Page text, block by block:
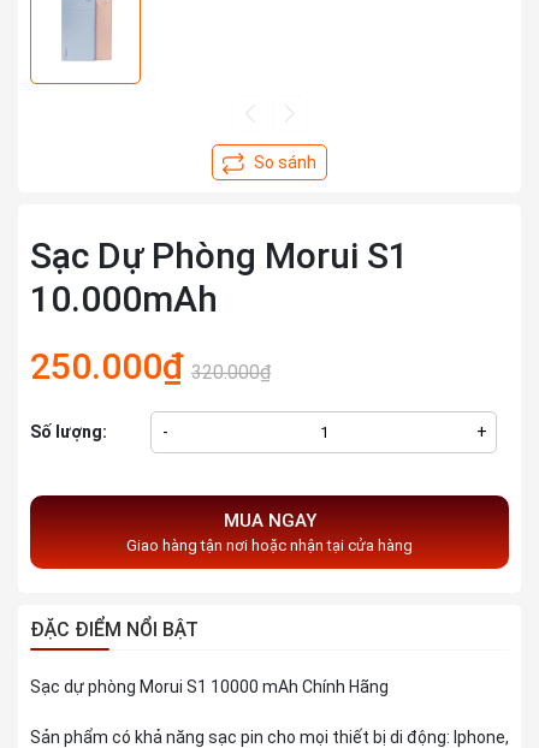
Sạc Dự Phòng Morui S1
10.000mAh
250.000₫ 320.000₫
Số lượng: - +
MUA NGAY
Giao hàng tận nơi hoặc nhận tại cửa hàng
ĐẶC ĐIỂM NỔI BẬT
Sạc dự phòng Morui S1 10000 mAh Chính Hãng
Sản phẩm có khả năng sạc pin cho mọi thiết bị di động: Iphone,